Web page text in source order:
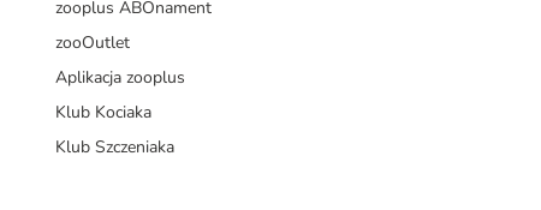
zooplus ABOnament
zooOutlet
Aplikacja zooplus
Klub Kociaka
Klub Szczeniaka